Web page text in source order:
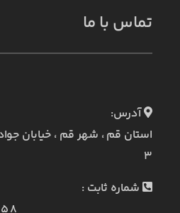
تماس با ما
آدرس:
۳
شماره ثابت :